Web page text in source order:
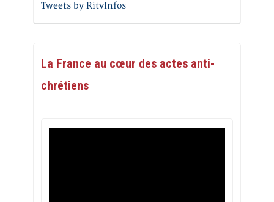
Tweets by RitvInfos
La France au cœur des actes anti-
chrétiens